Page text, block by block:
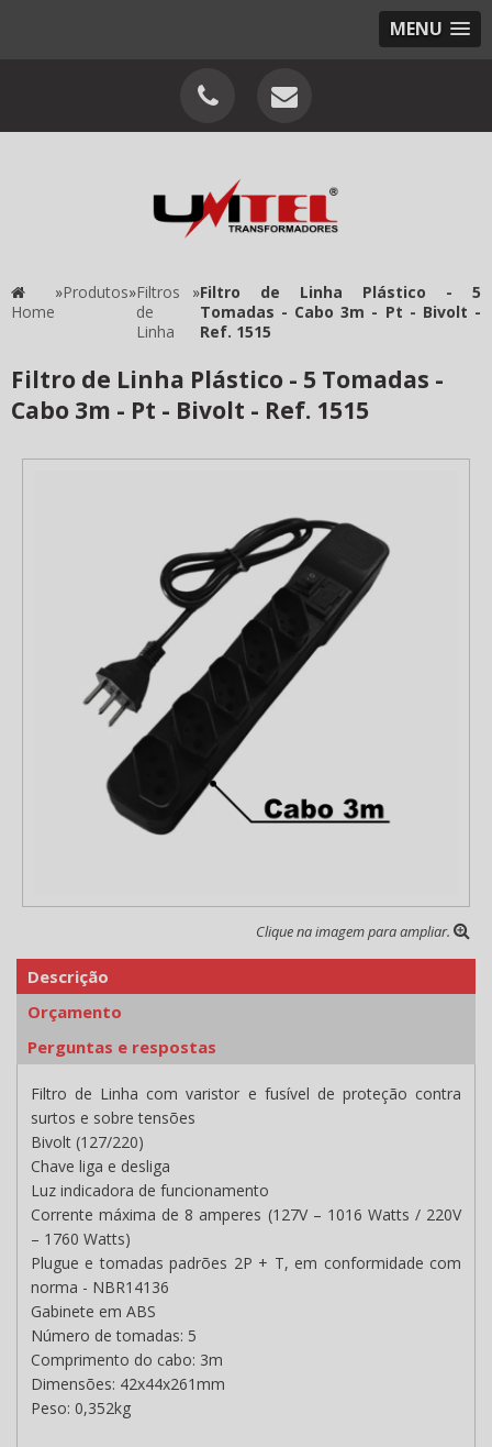
MENU
Home
»Produtos»Filtros
de
Linha
»Filtro de Linha Plástico - 5
Tomadas - Cabo 3m - Pt - Bivolt -
Ref. 1515
Filtro de Linha Plástico - 5 Tomadas -
Cabo 3m - Pt - Bivolt - Ref. 1515
Clique na imagem para ampliar.
Descrição
Orçamento
Perguntas e respostas
Filtro de Linha com varistor e fusível de proteção contra
surtos e sobre tensões
Bivolt (127/220)
Chave liga e desliga
Luz indicadora de funcionamento
Corrente máxima de 8 amperes (127V – 1016 Watts / 220V
– 1760 Watts)
Plugue e tomadas padrões 2P + T, em conformidade com
norma - NBR14136
Gabinete em ABS
Número de tomadas: 5
Comprimento do cabo: 3m
Dimensões: 42x44x261mm
Peso: 0,352kg